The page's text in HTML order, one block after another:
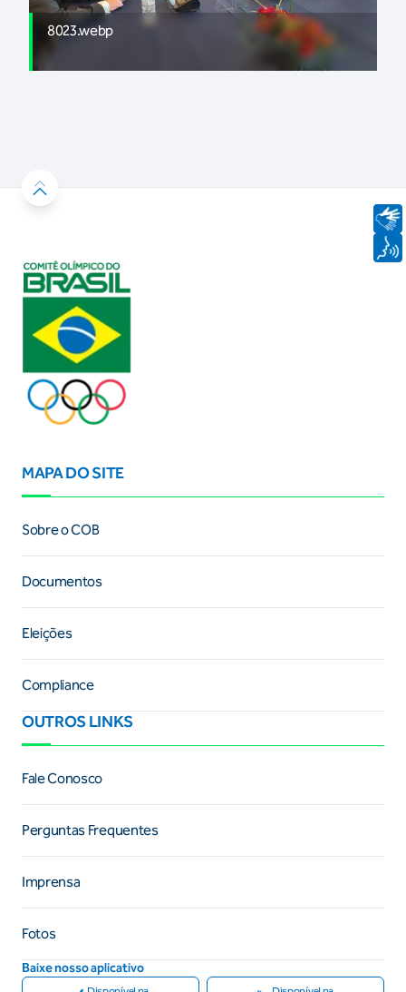
8023.webp
MAPA DO SITE
Sobre o COB
Documentos
Eleições
Compliance
OUTROS LINKS
Fale Conosco
Perguntas Frequentes
Imprensa
Fotos
Baixe nosso aplicativo